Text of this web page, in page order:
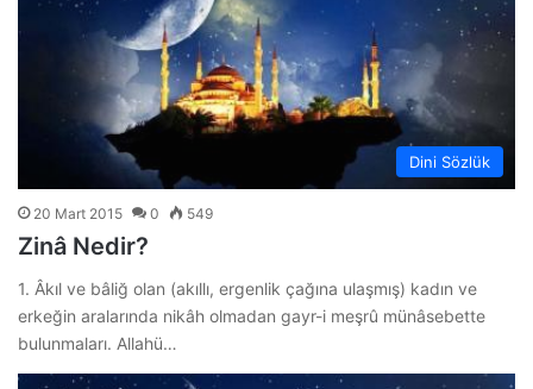
Dini Sözlük
20 Mart 2015 0 549
Zinâ Nedir?
1. Âkıl ve bâliğ olan (akıllı, ergenlik çağına ulaşmış) kadın ve
erkeğin aralarında nikâh olmadan gayr-i meşrû münâsebette
bulunmaları. Allahü…